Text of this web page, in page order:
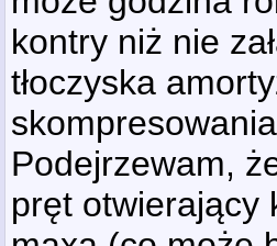
kontry niż nie
tłoczyska
Podejrzewam,
pręt otwierający